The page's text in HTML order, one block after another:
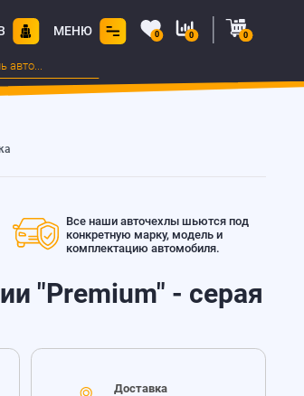
МЕНЮ 0 0 0
Все наши авточехлы шьются под
конкретную марку, модель и
комплектацию автомобиля.
"Premium" - серая
Доставка